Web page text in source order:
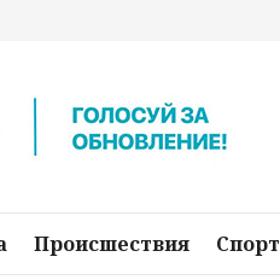
Происшествия Спорт